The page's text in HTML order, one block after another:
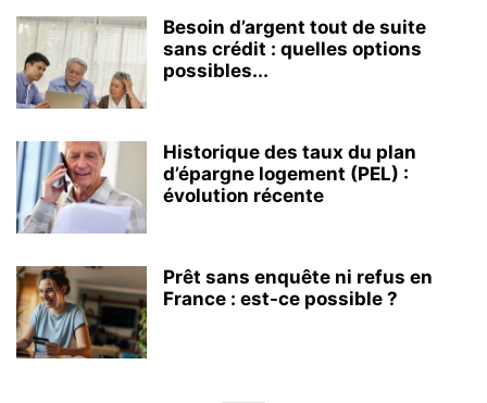
Besoin d’argent tout de suite
sans crédit : quelles options
possibles...
Historique des taux du plan
d’épargne logement (PEL) :
évolution récente
Prêt sans enquête ni refus en
France : est-ce possible ?